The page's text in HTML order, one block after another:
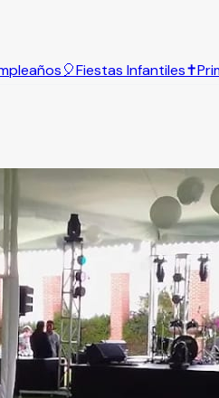
🎈Fiestas Infantiles✝️